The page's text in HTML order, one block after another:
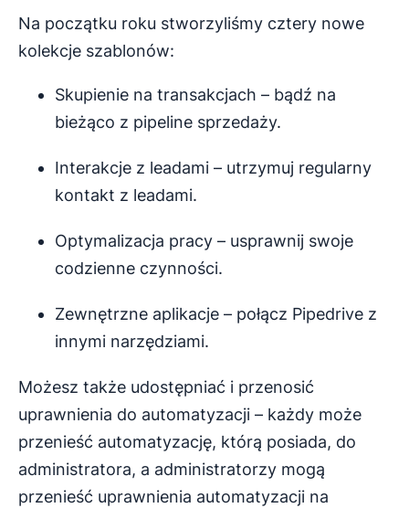
Na początku roku stworzyliśmy cztery nowe
kolekcje szablonów:
Skupienie na transakcjach – bądź na
bieżąco z pipeline sprzedaży.
Interakcje z leadami – utrzymuj regularny
kontakt z leadami.
Optymalizacja pracy – usprawnij swoje
codzienne czynności.
Zewnętrzne aplikacje – połącz Pipedrive z
innymi narzędziami.
Możesz także udostępniać i przenosić
uprawnienia do automatyzacji – każdy może
przenieść automatyzację, którą posiada, do
administratora, a administratorzy mogą
przenieść uprawnienia automatyzacji na